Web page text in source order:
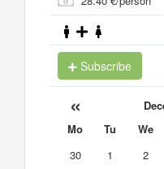
Subscribe
«
Mo Tu We
30
1 2